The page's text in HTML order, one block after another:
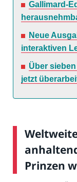
Gallimard-
Neue
interaktiven
Über
jetzt
Prinzen